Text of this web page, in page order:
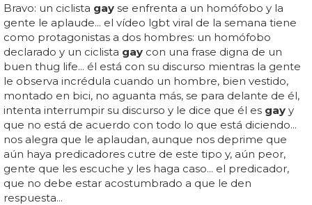
Bravo: un ciclista gay se enfrenta a un homófobo y la
gente le aplaude... el vídeo lgbt viral de la semana tiene
como protagonistas a dos hombres: un homófobo
declarado y un ciclista gay con una frase digna de un
buen thug life... él está con su discurso mientras la gente
le observa incrédula cuando un hombre, bien vestido,
montado en bici, no aguanta más, se para delante de él,
intenta interrumpir su discurso y le dice que él es gay y
que no está de acuerdo con todo lo que está diciendo...
nos alegra que le aplaudan, aunque nos deprime que
aún haya predicadores cutre de este tipo y, aún peor,
gente que les escuche y les haga caso... el predicador,
que no debe estar acostumbrado a que le den
respuesta...